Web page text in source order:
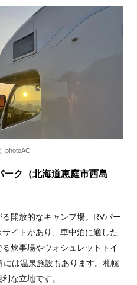
photoAC
ーク（北海道恵庭市西島
開放的なキャンプ場。RVパー
イトがあり、車中泊に適した
炊事場やウォシュレットトイ
は温泉施設もあります。札幌
な立地です。